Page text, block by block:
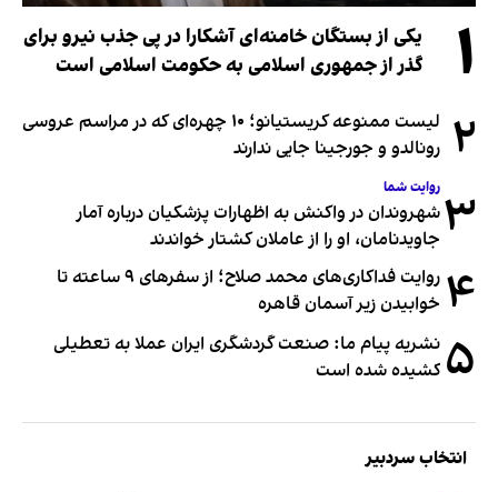
۱
یکی از بستگان خامنه‌ای آشکارا در پی جذب نیرو برای
گذر از جمهوری اسلامی به حکومت اسلامی است
۲
لیست ممنوعه کریستیانو؛ ۱۰ چهره‌ای که در مراسم عروسی
رونالدو و جورجینا جایی ندارند
۳ روایت شما
شهروندان در واکنش به اظهارات پزشکیان درباره آمار
جاویدنامان، او را از عاملان کشتار خواندند
۴
روایت فداکاری‌های محمد صلاح؛ از سفرهای ۹ ساعته تا
خوابیدن زیر آسمان قاهره
۵ نشریه پیام ما: صنعت گردشگری ایران عملا به تعطیلی
کشیده شده است
انتخاب سردبیر